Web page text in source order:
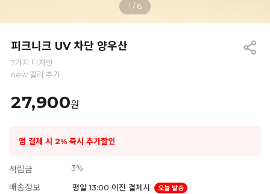
1 /6
피크니크 UV 차단 양우산
7가지 디자인
new 컬러 추가
27,900원
앱 결제 시 2% 즉시 추가할인
적립금 3%
배송정보 평일 13:00 이전 결제시
오늘 발송